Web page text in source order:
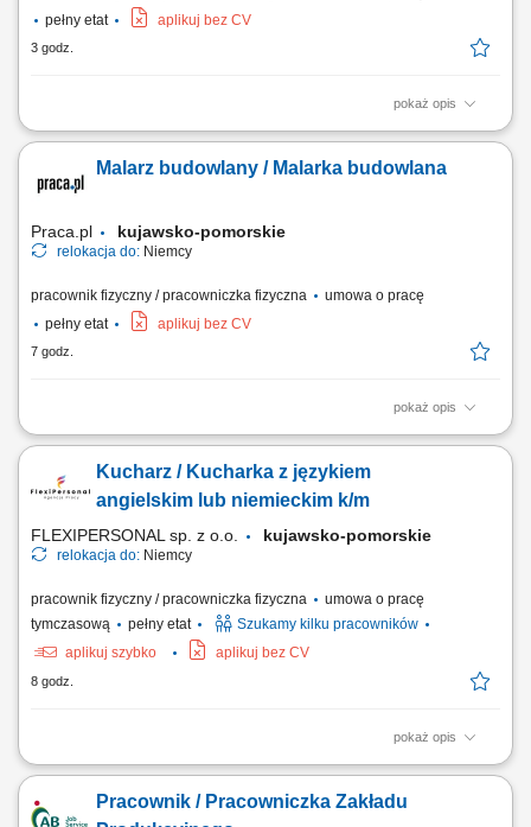
pełny etat
aplikuj bez CV
3 godz.
pokaż opis
Codzienne trasy lokalne na terenie Holandii i Beneluksu; Dostawy do
w trybie zmianowym – zgodnie z ustalonym grafikiem;
Malarz budowlany / Malarka budowlana
Praca.pl kujawsko-pomorskie
relokacja do: Niemcy
pracownik fizyczny / pracowniczka fizyczna
umowa o pracę
pełny etat
aplikuj bez CV
7 godz.
pokaż opis
Opis stanowiska: Kompleksowe wykonywanie prac malarskich i
szlifowanie i szpachlowanie. Malowanie wnętrz oraz fasad budynków.
Realizacja prac elewacyjnych i dociepleniowych dla obiektów
Kucharz / Kucharka z językiem
angielskim lub niemieckim k/m
FLEXIPERSONAL sp. z o.o. kujawsko-pomorskie
relokacja do: Niemcy
pracownik fizyczny / pracowniczka fizyczna
umowa o pracę
tymczasową
pełny etat
Szukamy kilku pracowników
aplikuj szybko
aplikuj bez CV
8 godz.
pokaż opis
Opis stanowiska Kompleksowe przyrządzanie oraz estetyczne
jakości, walorów smakowych oraz prezentacji wydawanych dań.
Pracownik / Pracowniczka Zakładu